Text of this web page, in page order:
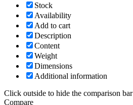
Stock
Availability
Add to cart
Description
Content
Weight
Dimensions
Additional information
Click outside to hide the comparison bar
Compare